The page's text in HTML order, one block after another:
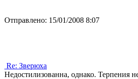
Отправлено: 15/01/2008 8:07
Re: Зверюха
Недостилизованна, однако. Терпения